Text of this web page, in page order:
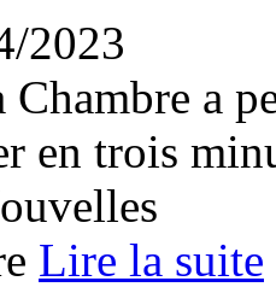
2023
a
en trois
Lire la suite